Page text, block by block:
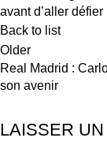
avant d’aller
Back to list
Older
Real Madrid :
son avenir
LAISSER